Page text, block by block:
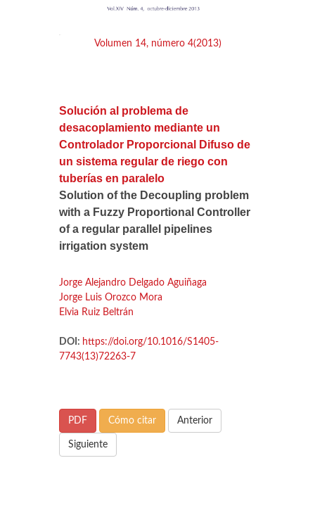
Volumen 14, número 4(2013)
Solución al problema de
desacoplamiento mediante un
Controlador Proporcional Difuso de
un sistema regular de riego con
tuberías en paralelo
Solution of the Decoupling problem
with a Fuzzy Proportional Controller
of a regular parallel pipelines
irrigation system
Jorge Alejandro Delgado Aguiñaga
Jorge Luis Orozco Mora
Elvia Ruiz Beltrán
DOI: https://doi.org/10.1016/S1405-
7743(13)72263-7
PDF Cómo citar Anterior
Siguiente